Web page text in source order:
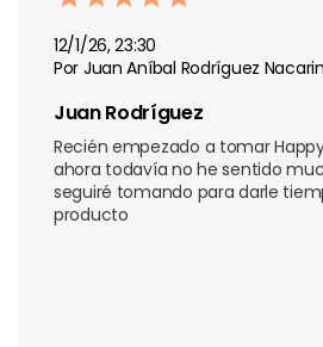
12/1/26, 23:30
Por Juan Aníbal Rodríguez
Juan Rodríguez
Recién empezado a tomar
ahora todavía no he sentido
seguiré tomando para darle
producto